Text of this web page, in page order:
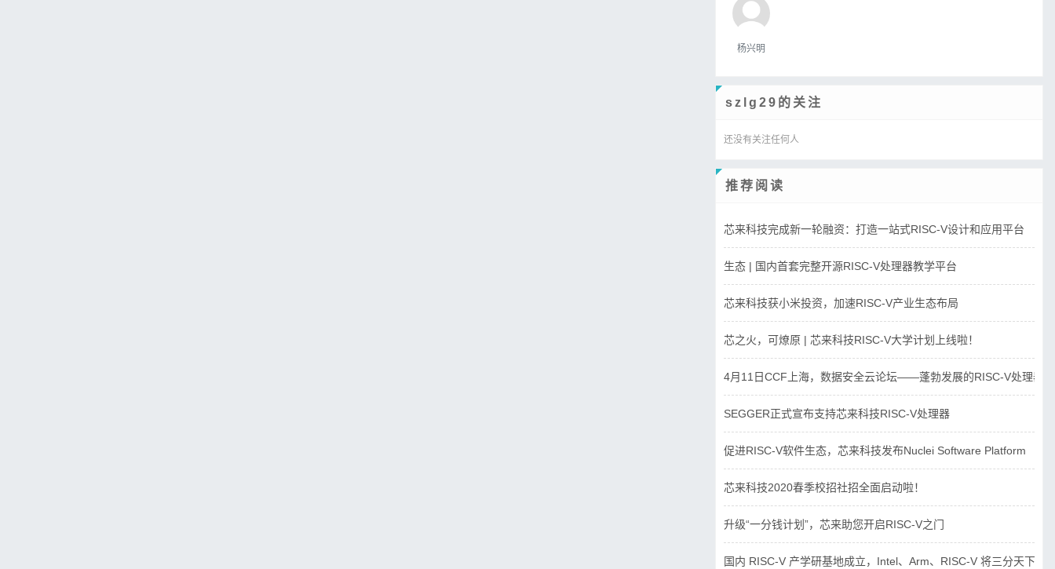
杨兴明
szlg29的关注
还没有关注任何人
推荐阅读
芯来科技完成新一轮融资：打造一站式RISC-V设计和应用平台
生态 | 国内首套完整开源RISC-V处理器教学平台
芯来科技获小米投资，加速RISC-V产业生态布局
芯之火，可燎原 | 芯来科技RISC-V大学计划上线啦！
4月11日CCF上海，数据安全云论坛——蓬勃发展的RISC-V处理器
SEGGER正式宣布支持芯来科技RISC-V处理器
促进RISC-V软件生态，芯来科技发布Nuclei Software Platform
芯来科技2020春季校招社招全面启动啦！
升级“一分钱计划”，芯来助您开启RISC-V之门
国内 RISC-V 产学研基地成立，Intel、Arm、RISC-V 将三分天下？